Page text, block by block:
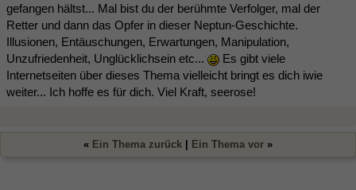
gefangen hältst... Mal bist du der berühmte Verfolger, mal der
Retter und dann das Opfer in dieser Neptun-Geschichte.
Illusionen, Entäuschungen, Erwartungen, Manipulation,
Unzufriedenheit, Unglücklichsein etc...
Es gibt viele
Internetseiten über dieses Thema vielleicht bringt es dich iwie
weiter... Ich hoffe es für dich. Viel Kraft, seerose!
« Ein Thema zurück Ein Thema vor »